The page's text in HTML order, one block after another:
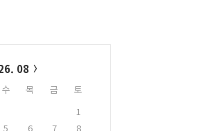
08
수 목 금
토
1
5 6 7
8